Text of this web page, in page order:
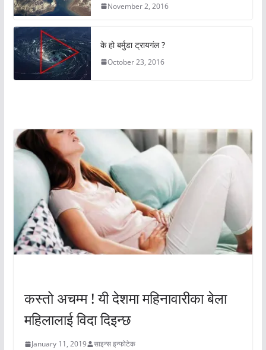
November 2, 2016
के हो बर्मुडा ट्रायगंल ?
October 23, 2016
कस्तो अचम्म ! यी देशमा महिनावारीका बेला
महिलालाई विदा दिइन्छ
January 11, 2019 साइन्स इन्फोटेक